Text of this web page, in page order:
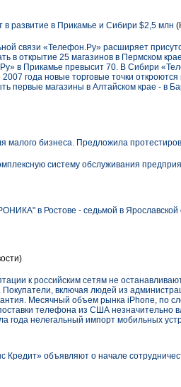
в развитие в Прикамье и Сибири $2,5 млн
связи «Телефон.Ру» расширяет
в открытие 25 магазинов в Пермском
в Прикамье превысит 70. В Сибири
года новые торговые точки
первые магазины в Алтайском крае - в
малого бизнеса. Предложила
систему обслуживания
в Ростове - седьмой в Ярославской
к российским сетям не
включая людей из
Месячный объем рынка iPhone, по
телефона из США незначительно
года нелегальный импорт мобильных
Кредит» объявляют о начале